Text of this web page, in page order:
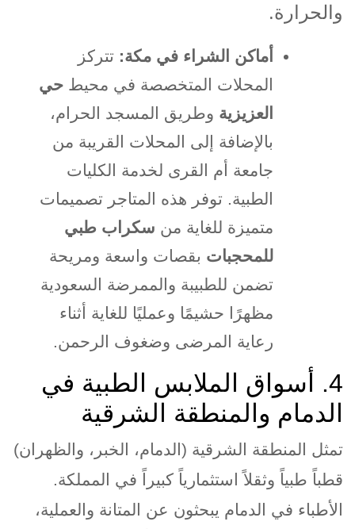
والحرارة.
أماكن الشراء في مكة: تتركز
المحلات المتخصصة في محيط حي
العزيزية وطريق المسجد الحرام،
بالإضافة إلى المحلات القريبة من
جامعة أم القرى لخدمة الكليات
الطبية. توفر هذه المتاجر تصميمات
متميزة للغاية من سكراب طبي
للمحجبات بقصات واسعة ومريحة
تضمن للطبيبة والممرضة السعودية
مظهرًا حشيمًا وعمليًا للغاية أثناء
رعاية المرضى وضغوف الرحمن.
.4 أسواق الملابس الطبية في
الدمام والمنطقة الشرقية
تمثل المنطقة الشرقية (الدمام، الخبر، والظهران)
قطباً طبياً وثقلاً استثمارياً كبيراً في المملكة.
الأطباء في الدمام يبحثون عن المتانة والعملية،